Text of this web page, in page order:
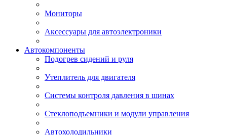
Мониторы
Аксессуары для автоэлектроники
Автокомпоненты
Подогрев сидений и руля
Утеплитель для двигателя
Системы контроля давления в шинах
Стеклоподъемники и модули управления
Автохолодильники